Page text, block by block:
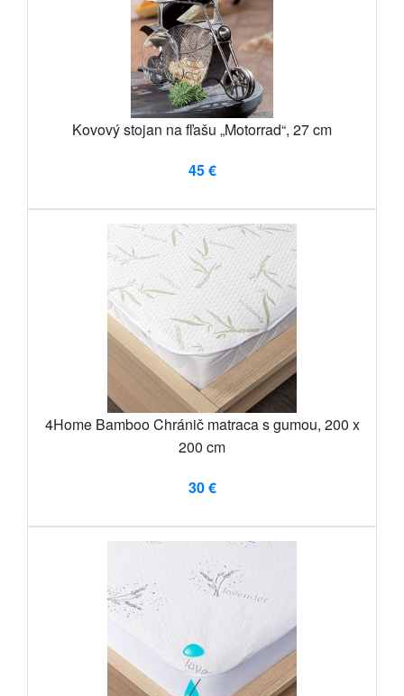
Kovový stojan na fľašu „Motorrad“, 27 cm
45 €
4Home Bamboo Chránič matraca s gumou, 200 x
200 cm
30 €